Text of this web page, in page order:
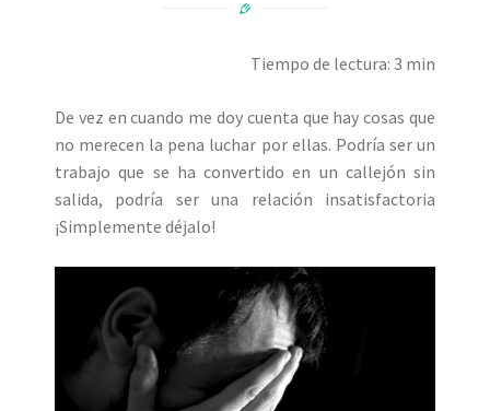
Tiempo de lectura: 3 min
De vez en cuando me doy cuenta que hay cosas que
no merecen la pena luchar por ellas. Podría ser un
trabajo que se ha convertido en un callejón sin
salida, podría ser una relación insatisfactoria
¡Simplemente déjalo!